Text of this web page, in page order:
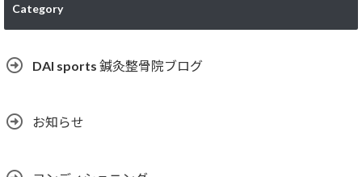
Category
DAI sports 鍼灸整骨院ブログ
お知らせ